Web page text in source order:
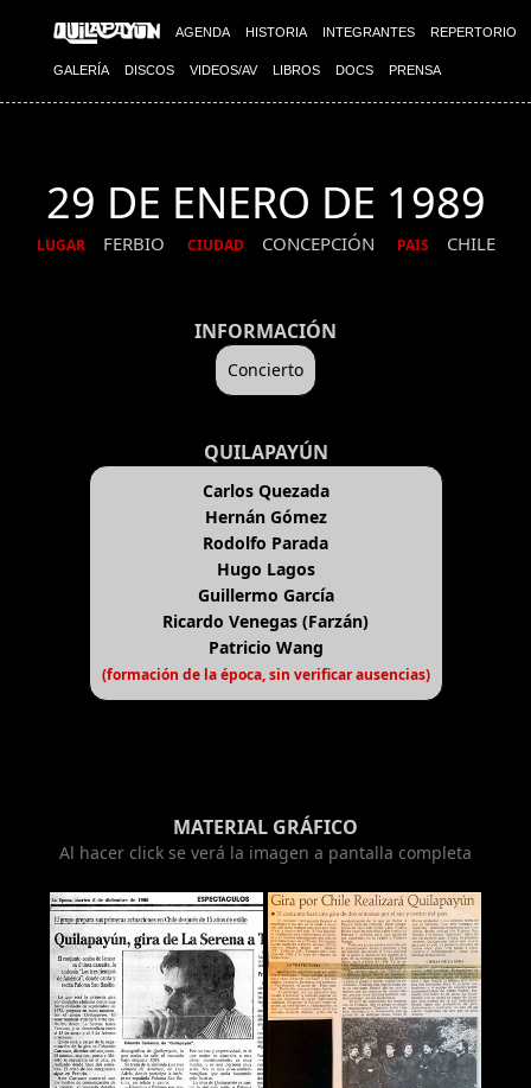
AGENDA HISTORIA INTEGRANTES REPERTORIO
GALERÍA DISCOS VIDEOS/AV LIBROS DOCS PRENSA
29 DE ENERO DE 1989
LUGAR FERBIO CIUDAD CONCEPCIÓN PAIS CHILE
INFORMACIÓN
Concierto
QUILAPAYÚN
Carlos Quezada
Hernán Gómez
Rodolfo Parada
Hugo Lagos
Guillermo García
Ricardo Venegas (Farzán)
Patricio Wang
(formación de la época, sin verificar ausencias)
MATERIAL GRÁFICO
Al hacer click se verá la imagen a pantalla completa